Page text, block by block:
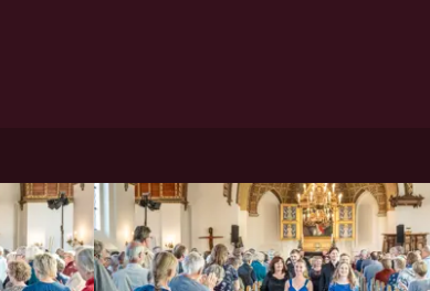
DR VOKALENSEMBLET | CARSTEN
SEYER-HANSEN DIRIGENT